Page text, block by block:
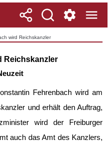
wird Reichskanzler
Reichskanzler
Fehrenbach wird am
und erhält den Auftrag,
wird der Freiburger
auch das Amt des Kanzlers,